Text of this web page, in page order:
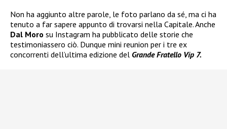
Non ha aggiunto altre parole, le foto parlano da sé, ma ci ha
tenuto a far sapere appunto di trovarsi nella Capitale. Anche
Dal Moro su Instagram ha pubblicato delle storie che
testimoniassero ciò. Dunque mini reunion per i tre ex
concorrenti dell’ultima edizione del Grande Fratello Vip 7.